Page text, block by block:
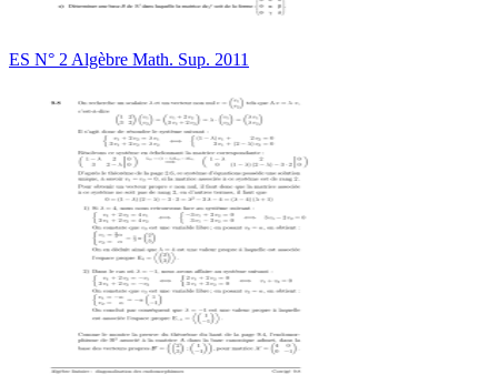
ES N° 2 Algèbre Math. Sup. 2011